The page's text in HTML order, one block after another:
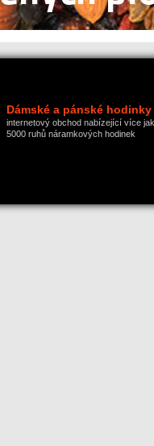
Dámské a pánské hodinky
internetový obchod nabízející více jak
5000 ruhů náramkových hodinek